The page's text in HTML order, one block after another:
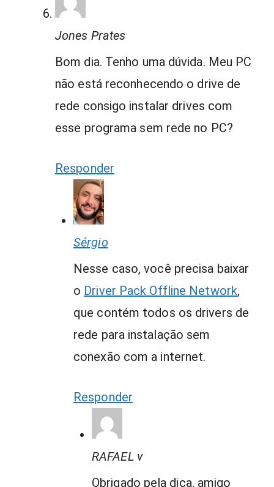
Jones Prates
Bom dia. Tenho uma dúvida. Meu PC
não está reconhecendo o drive de
rede consigo instalar drives com
esse programa sem rede no PC?
Responder
Sérgio
Nesse caso, você precisa baixar
o Driver Pack Offline Network,
que contém todos os drivers de
rede para instalação sem
conexão com a internet.
Responder
RAFAEL v
Obrigado pela dica, amigo